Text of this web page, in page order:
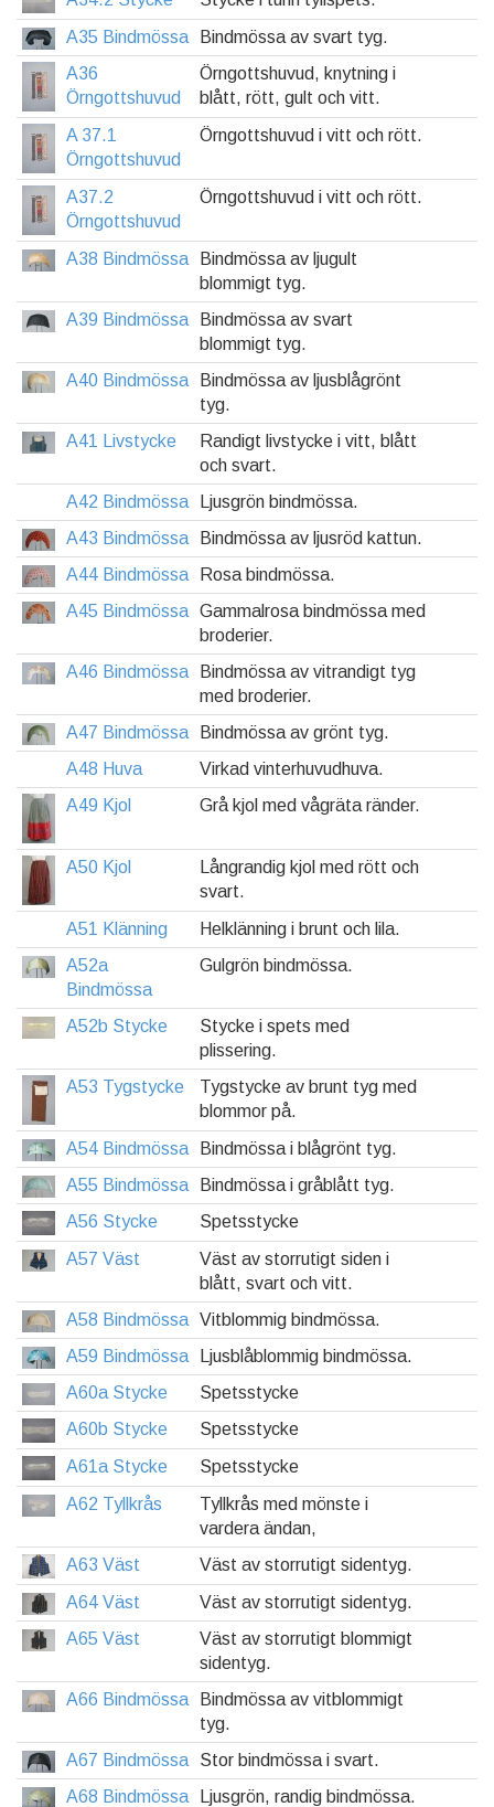
A35 Bindmössa
Bindmössa av svart tyg.
A36
Örngottshuvud
Örngottshuvud, knytning i
blått, rött, gult och vitt.
A 37.1
Örngottshuvud
Örngottshuvud i vitt och rött.
A37.2
Örngottshuvud
Örngottshuvud i vitt och rött.
A38 Bindmössa
Bindmössa av ljugult
blommigt tyg.
A39 Bindmössa
Bindmössa av svart
blommigt tyg.
A40 Bindmössa
Bindmössa av ljusblågrönt
tyg.
A41 Livstycke
Randigt livstycke i vitt, blått
och svart.
A42 Bindmössa
Ljusgrön bindmössa.
A43 Bindmössa
Bindmössa av ljusröd kattun.
A44 Bindmössa
Rosa bindmössa.
A45 Bindmössa Gammalrosa bindmössa med
broderier.
A46 Bindmössa
Bindmössa av vitrandigt tyg
med broderier.
A47 Bindmössa
Bindmössa av grönt tyg.
A48 Huva
Virkad vinterhuvudhuva.
A49 Kjol
Grå kjol med vågräta ränder.
A50 Kjol
Långrandig kjol med rött och
svart.
A51 Klänning
Helklänning i brunt och lila.
A52a
Bindmössa
Gulgrön bindmössa.
A52b Stycke
Stycke i spets med
plissering.
A53 Tygstycke
Tygstycke av brunt tyg med
blommor på.
A54 Bindmössa
Bindmössa i blågrönt tyg.
A55 Bindmössa
Bindmössa i gråblått tyg.
A56 Stycke
Spetsstycke
A57 Väst
Väst av storrutigt siden i
blått, svart och vitt.
A58 Bindmössa Vitblommig bindmössa.
A59 Bindmössa
Ljusblåblommig bindmössa.
A60a Stycke
Spetsstycke
A60b Stycke
Spetsstycke
A61a Stycke
Spetsstycke
A62 Tyllkrås
Tyllkrås med mönste i
vardera ändan,
A63 Väst
Väst av storrutigt sidentyg.
A64 Väst
Väst av storrutigt sidentyg.
A65 Väst
Väst av storrutigt blommigt
sidentyg.
A66 Bindmössa
Bindmössa av vitblommigt
tyg.
A67 Bindmössa
Stor bindmössa i svart.
A68 Bindmössa
Ljusgrön, randig bindmössa.